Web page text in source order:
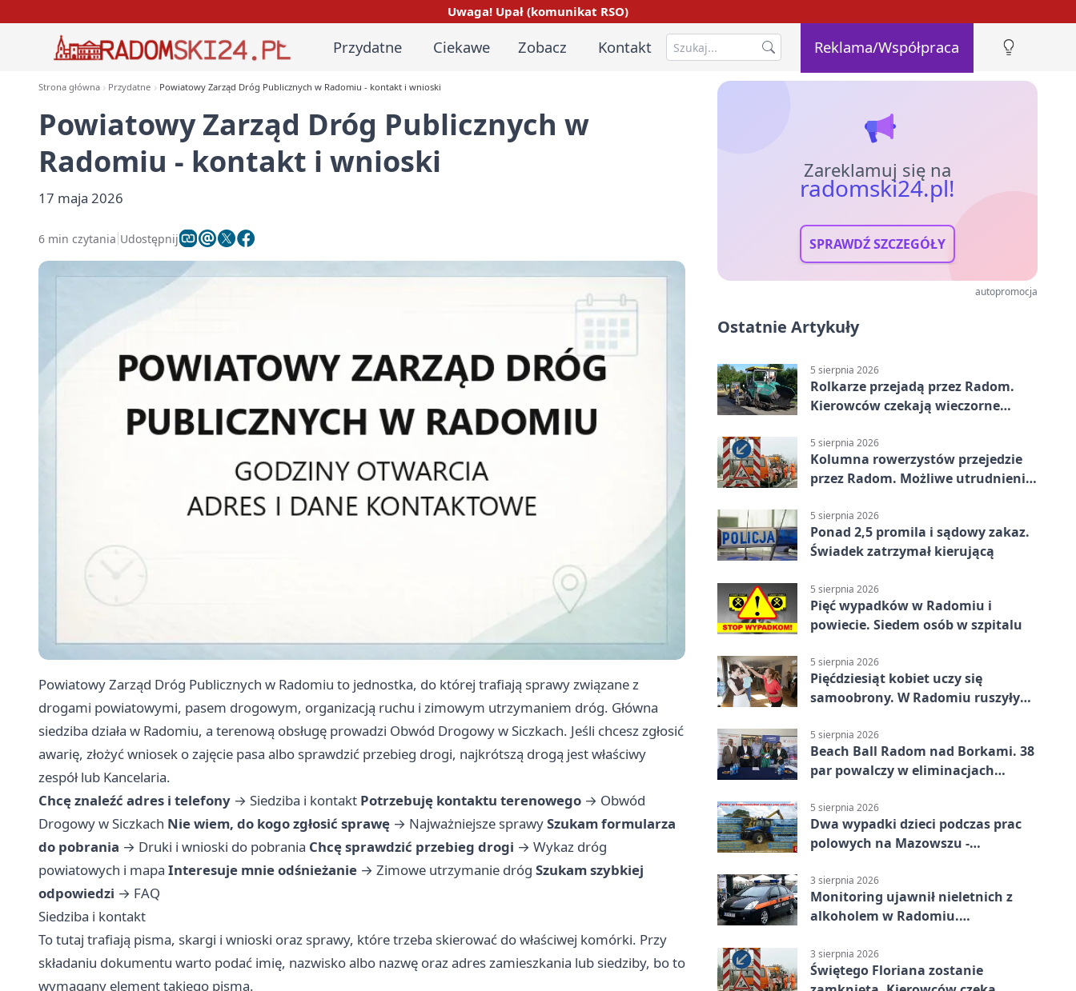
Uwaga! Upał (komunikat RSO)
Przydatne Ciekawe Zobacz Kontakt Reklama/Współpraca
Strona główna Przydatne Powiatowy Zarząd Dróg Publicznych w Radomiu - kontakt i wnioski
Powiatowy Zarząd Dróg Publicznych w
Radomiu - kontakt i wnioski
17 maja 2026
6 min czytania Udostępnij
Powiatowy Zarząd Dróg Publicznych w Radomiu to jednostka, do której trafiają sprawy związane z
drogami powiatowymi, pasem drogowym, organizacją ruchu i zimowym utrzymaniem dróg. Główna
siedziba działa w Radomiu, a terenową obsługę prowadzi Obwód Drogowy w Siczkach. Jeśli chcesz zgłosić
awarię, złożyć wniosek o zajęcie pasa albo sprawdzić przebieg drogi, najkrótszą drogą jest właściwy
zespół lub Kancelaria.
Chcę znaleźć adres i telefony → Siedziba i kontakt Potrzebuję kontaktu terenowego → Obwód
Drogowy w Siczkach Nie wiem, do kogo zgłosić sprawę → Najważniejsze sprawySzukam formularza
do pobrania → Druki i wnioski do pobrania Chcę sprawdzić przebieg drogi → Wykaz dróg
powiatowych i mapa Interesuje mnie odśnieżanie → Zimowe utrzymanie dróg Szukam szybkiej
odpowiedzi → FAQ
Siedziba i kontakt
To tutaj trafiają pisma, skargi i wnioski oraz sprawy, które trzeba skierować do właściwej komórki. Przy
składaniu dokumentu warto podać imię, nazwisko albo nazwę oraz adres zamieszkania lub siedziby, bo to
wymagany element takiego pisma.
Zareklamuj się na
radomski24.pl!
SPRAWDŹ SZCZEGÓŁY
autopromocja
Ostatnie Artykuły
5 sierpnia 2026
Rolkarze przejadą przez Radom.
Kierowców czekają wieczorne
5 sierpnia 2026
Kolumna rowerzystów przejedzie
przez Radom. Możliwe utrudnienia
5 sierpnia 2026
Ponad 2,5 promila i sądowy zakaz.
Świadek zatrzymał kierującą
5 sierpnia 2026
Pięć wypadków w Radomiu i
powiecie. Siedem osób w szpitalu
5 sierpnia 2026
Pięćdziesiąt kobiet uczy się
samoobrony. W Radomiu ruszyły
5 sierpnia 2026
Beach Ball Radom nad Borkami. 38
par powalczy w eliminacjach
5 sierpnia 2026
Dwa wypadki dzieci podczas prac
polowych na Mazowszu -
3 sierpnia 2026
Monitoring ujawnił nieletnich z
alkoholem w Radomiu.
3 sierpnia 2026
Świętego Floriana zostanie